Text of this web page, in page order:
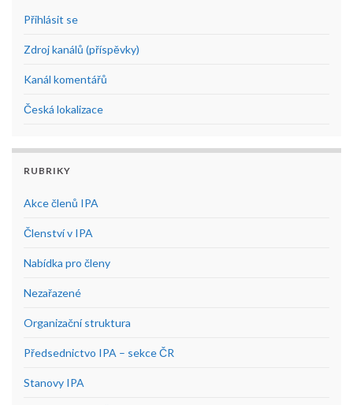
Přihlásit se
Zdroj kanálů (příspěvky)
Kanál komentářů
Česká lokalizace
RUBRIKY
Akce členů IPA
Členství v IPA
Nabídka pro členy
Nezařazené
Organizační struktura
Předsednictvo IPA – sekce ČR
Stanovy IPA